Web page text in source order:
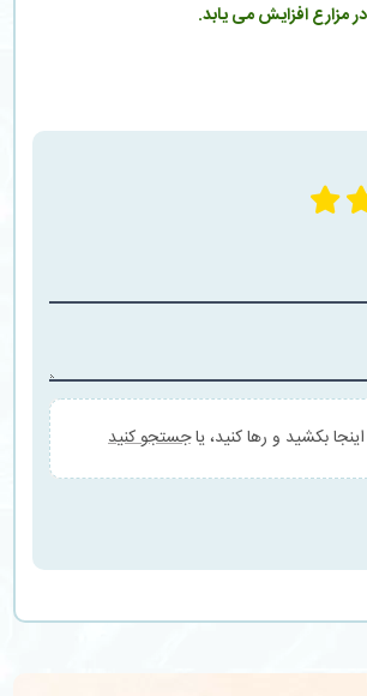
مزارع افزایش می یابد.
بکشید و رها کنید، یاجستجو کنید